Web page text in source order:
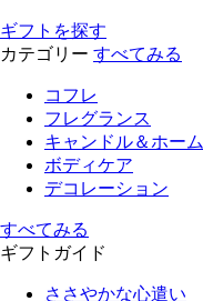
ギフトを探す
カテゴリー すべてみる
コフレ
フレグランス
キャンドル＆ホーム
ボディケア
デコレーション
すべてみる
ギフトガイド
ささやかな心遣い